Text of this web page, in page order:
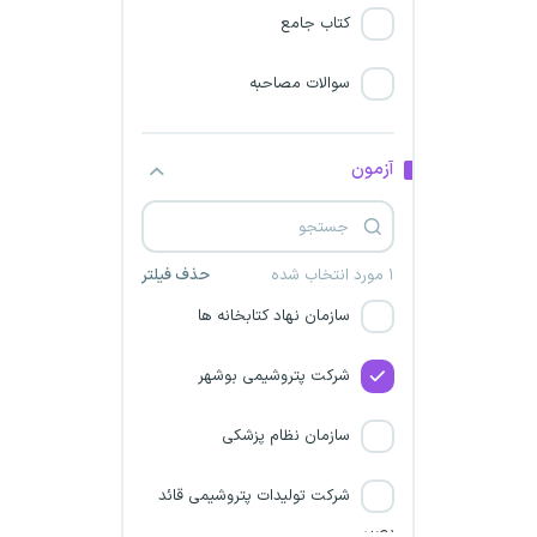
کتاب جامع
سوالات مصاحبه
آزمون
۱ مورد انتخاب شده حذف فیلتر
شرکت‌ پالایش گاز یادآوران
خلیج فارس
شرکت پتروشیمی پردیس
شرکت‌ پتروشیمی گچساران
سازمان نهاد کتابخانه ها
شرکت پتروشیمی بوشهر
سازمان نظام پزشکی
شرکت تولیدات پتروشیمی قائد
بصیر